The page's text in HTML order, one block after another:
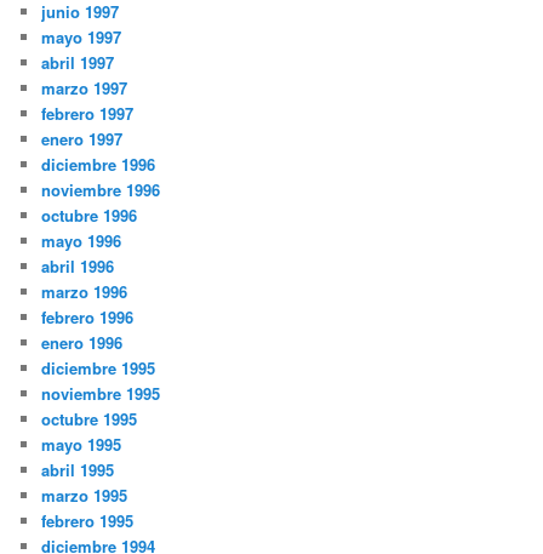
junio 1997
mayo 1997
abril 1997
marzo 1997
febrero 1997
enero 1997
diciembre 1996
noviembre 1996
octubre 1996
mayo 1996
abril 1996
marzo 1996
febrero 1996
enero 1996
diciembre 1995
noviembre 1995
octubre 1995
mayo 1995
abril 1995
marzo 1995
febrero 1995
diciembre 1994